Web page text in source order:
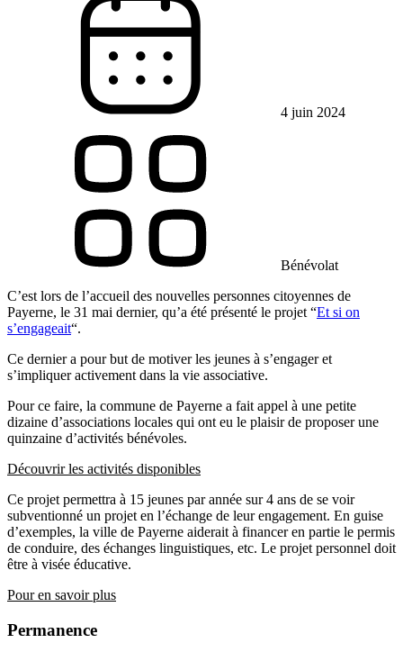
4 juin 2024
Bénévolat
C’est lors de l’accueil des nouvelles personnes citoyennes de
Payerne, le 31 mai dernier, qu’a été présenté le projet “Et si on
s’engageait“.
Ce dernier a pour but de motiver les jeunes à s’engager et
s’impliquer activement dans la vie associative.
Pour ce faire, la commune de Payerne a fait appel à une petite
dizaine d’associations locales qui ont eu le plaisir de proposer une
quinzaine d’activités bénévoles.
Découvrir les activités disponibles
Ce projet permettra à 15 jeunes par année sur 4 ans de se voir
subventionné un projet en l’échange de leur engagement. En guise
d’exemples, la ville de Payerne aiderait à financer en partie le permis
de conduire, des échanges linguistiques, etc. Le projet personnel doit
être à visée éducative.
Pour en savoir plus
Permanence